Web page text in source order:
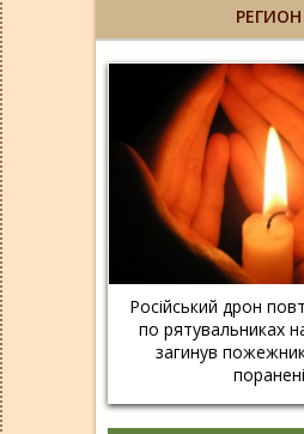
РЕГИОН
Російський дрон
по рятувальниках
загинув
поранені